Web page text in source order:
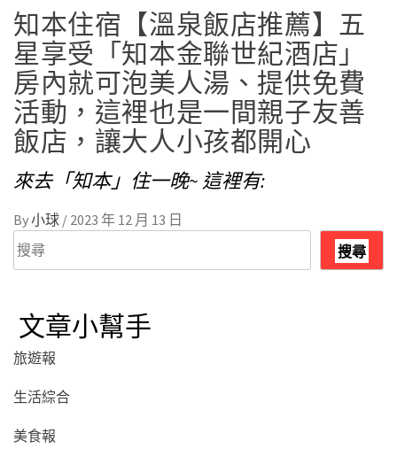
知本住宿【溫泉飯店推薦】五
星享受「知本金聯世紀酒店」
房內就可泡美人湯、提供免費
活動，這裡也是一間親子友善
飯店，讓大人小孩都開心
來去「知本」住一晚~ 這裡有:
By小球 / 2023 年 12 月 13 日
搜
尋
搜尋
文章小幫手
旅遊報
生活綜合
美食報